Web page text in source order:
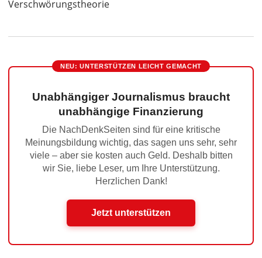
Verschwörungstheorie
NEU: UNTERSTÜTZEN LEICHT GEMACHT
Unabhängiger Journalismus braucht
unabhängige Finanzierung
Die NachDenkSeiten sind für eine kritische
Meinungsbildung wichtig, das sagen uns sehr, sehr
viele – aber sie kosten auch Geld. Deshalb bitten
wir Sie, liebe Leser, um Ihre Unterstützung.
Herzlichen Dank!
Jetzt unterstützen